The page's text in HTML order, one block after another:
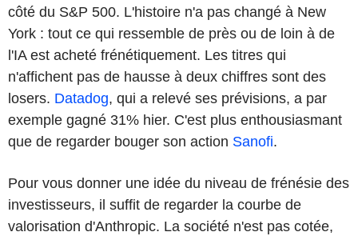
côté du S&P 500. L'histoire n'a pas changé à New
York : tout ce qui ressemble de près ou de loin à de
l'IA est acheté frénétiquement. Les titres qui
n'affichent pas de hausse à deux chiffres sont des
losers. Datadog, qui a relevé ses prévisions, a par
exemple gagné 31% hier. C'est plus enthousiasmant
que de regarder bouger son action Sanofi.
Pour vous donner une idée du niveau de frénésie des
investisseurs, il suffit de regarder la courbe de
valorisation d'Anthropic. La société n'est pas cotée,